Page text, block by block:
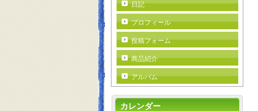
日記
プロフィール
投稿フォーム
商品紹介
アルバム
カレンダー